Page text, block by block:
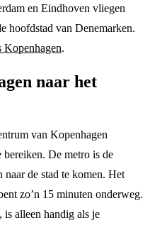
en Eindhoven vliegen
hoofdstad van Denemarken.
Kopenhagen.
naar het
van Kopenhagen
De metro is de
naar de stad te komen. Het
zo’n 15 minuten onderweg.
is alleen handig als je